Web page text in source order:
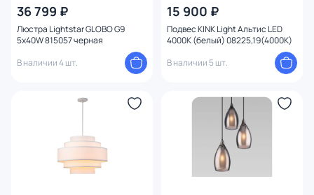
36 799 ₽
Люстра Lightstar GLOBO G9
5х40W 815057 черная
В наличии 4 шт.
15 900 ₽
Подвес KINK Light Альтис LED
4000К (белый) 08225,19(4000K)
В наличии 5 шт.
Управление
Вид рассеивателя